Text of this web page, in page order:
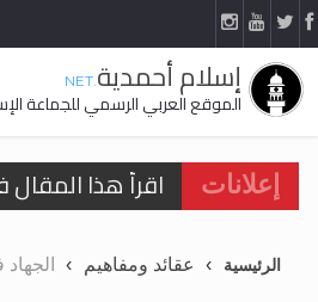
إسلام أحمدية.NET
الموقع العربي الرسمي للجماعة
إعلانات
اقرأ هذا
اقرأ هذا
الحجّ.. دلالات،
الرئيسية عقائد ومفاهيم